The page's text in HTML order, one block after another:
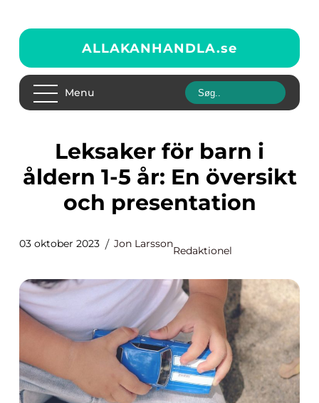
ALLAKANHANDLA.se
Menu
Leksaker för barn i
åldern 1-5 år: En översikt
och presentation
03 oktober 2023 Jon Larsson
Redaktionel